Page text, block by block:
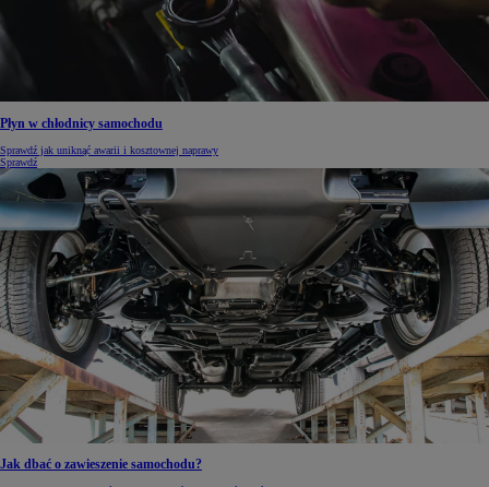
Płyn w chłodnicy samochodu
Sprawdź jak uniknąć awarii i kosztownej naprawy
Sprawdź
Jak dbać o zawieszenie samochodu?